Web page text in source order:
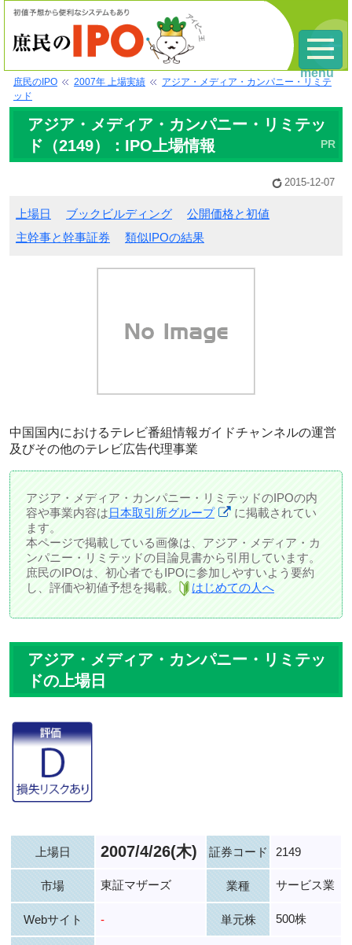
庶民のIPO 2007年 上場実績
アジア・メディア・カンパニー・リミテ
ッド
アジア・メディア・カンパニー・リミテッ
ド（2149）：IPO上場情報
2015-12-07
上場日 ブックビルディング
公開価格と初値
主幹事と幹事証券
類似IPOの結果
中国国内におけるテレビ番組情報ガイドチャンネルの運営
及びその他のテレビ広告代理事業
アジア・メディア・カンパニー・リミテッドのIPOの内
容や事業内容は日本取引所グループ
に掲載されてい
ます。
本ページで掲載している画像は、アジア・メディア・カ
ンパニー・リミテッドの目論見書から引用しています。
庶民のIPOは、初心者でもIPOに参加しやすいよう要約
し、評価や初値予想を掲載。
はじめての人へ
アジア・メディア・カンパニー・リミテッ
ドの上場日
上場日 2007/4/26(木) 証券コード 2149
市場 東証マザーズ 業種 サービス業
Webサイト - 単元株 500株
menu